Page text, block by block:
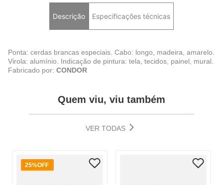
Descrição Especificações técnicas
Ponta: cerdas brancas especiais. Cabo: longo, madeira, amarelo.
Virola: alumínio. Indicação de pintura: tela, tecidos, painel, mural.
Fabricado por: CONDOR
Quem viu, viu também
VER TODAS
25%OFF